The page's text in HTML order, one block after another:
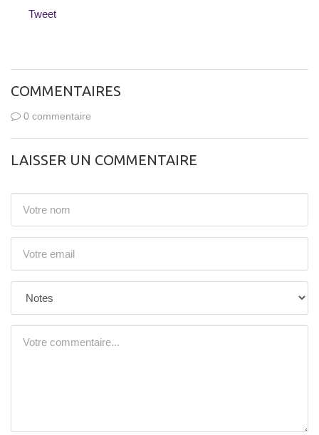
Tweet
COMMENTAIRES
0 commentaire
LAISSER UN COMMENTAIRE